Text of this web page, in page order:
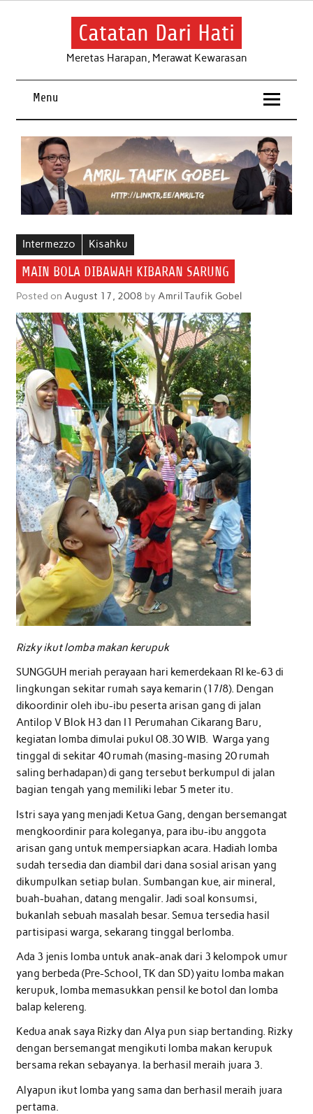
Skip
Catatan Dari Hati
Meretas Harapan, Merawat Kewarasan
Menu
Intermezzo Kisahku
MAIN BOLA DIBAWAH KIBARAN SARUNG
Posted on August 17, 2008 by Amril Taufik Gobel
Rizky ikut lomba makan kerupuk
SUNGGUH meriah perayaan hari kemerdekaan RI ke-63 di
lingkungan sekitar rumah saya kemarin (17/8). Dengan
dikoordinir oleh ibu-ibu peserta arisan gang di jalan
Antilop V Blok H3 dan I1 Perumahan Cikarang Baru,
kegiatan lomba dimulai pukul 08.30 WIB. Warga yang
tinggal di sekitar 40 rumah (masing-masing 20 rumah
saling berhadapan) di gang tersebut berkumpul di jalan
bagian tengah yang memiliki lebar 5 meter itu.
Istri saya yang menjadi Ketua Gang, dengan bersemangat
mengkoordinir para koleganya, para ibu-ibu anggota
arisan gang untuk mempersiapkan acara. Hadiah lomba
sudah tersedia dan diambil dari dana sosial arisan yang
dikumpulkan setiap bulan. Sumbangan kue, air mineral,
buah-buahan, datang mengalir. Jadi soal konsumsi,
bukanlah sebuah masalah besar. Semua tersedia hasil
partisipasi warga, sekarang tinggal berlomba.
Ada 3 jenis lomba untuk anak-anak dari 3 kelompok umur
yang berbeda (Pre-School, TK dan SD) yaitu lomba makan
kerupuk, lomba memasukkan pensil ke botol dan lomba
balap kelereng.
Kedua anak saya Rizky dan Alya pun siap bertanding. Rizky
dengan bersemangat mengikuti lomba makan kerupuk
bersama rekan sebayanya. Ia berhasil meraih juara 3.
Alyapun ikut lomba yang sama dan berhasil meraih juara
pertama.